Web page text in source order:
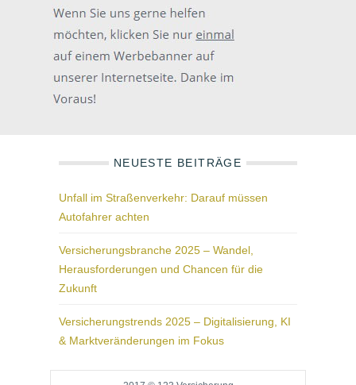
NEUESTE BEITRÄGE
Unfall im Straßenverkehr: Darauf müssen
Autofahrer achten
Versicherungsbranche 2025 – Wandel,
Herausforderungen und Chancen für die
Zukunft
Versicherungstrends 2025 – Digitalisierung, KI
& Marktveränderungen im Fokus